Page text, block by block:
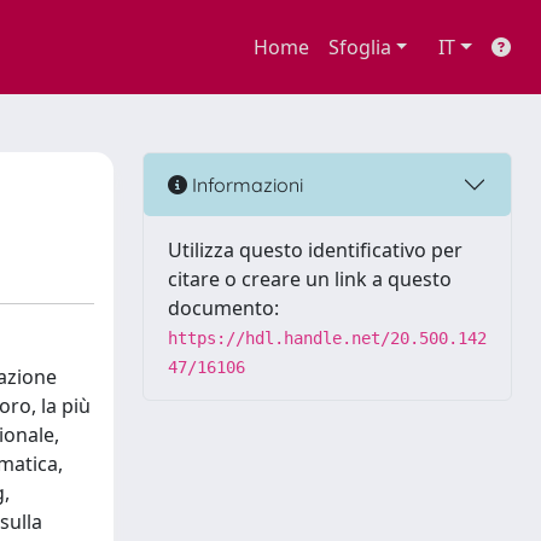
Home Sfoglia IT
la più
Informazioni
Utilizza questo identificativo per
citare o creare un link a questo
documento:
https://hdl.handle.net/20.500.142
47/16106